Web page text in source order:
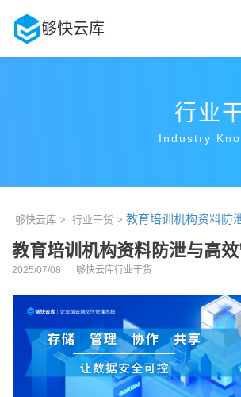
够快云库
行业
Industry
够快云库 > 行业干货 > 教育培训机构资料防
教育培训机构资料防泄与高
2025/07/08 够快云库行业干货